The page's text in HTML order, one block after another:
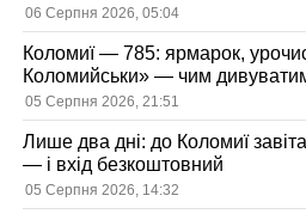
06 Серпня 2026, 05:04
Коломиї — 785: ярмарок,
Коломийськи» — чим
05 Серпня 2026, 21:51
Лише два дні: до Коломиї
— і вхід безкоштовний
05 Серпня 2026, 14:32